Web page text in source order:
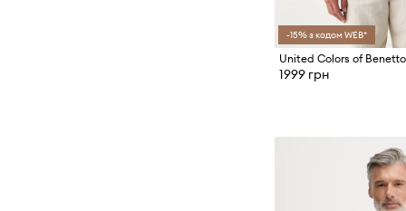
-15% з кодом WEB*
1999 грн